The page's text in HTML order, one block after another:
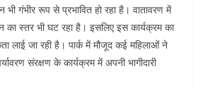
गंभीर रूप से प्रभावित हो रहा है। वातावरण में
स्तर भी घट रहा है। इसलिए इस कार्यक्रम का
जा रही है। पार्क में मौजूद कई महिलाओं ने
संरक्षण के कार्यक्रम में अपनी भागीदारी